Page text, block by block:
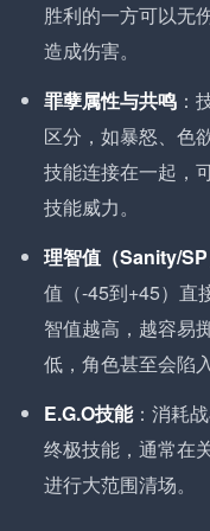
胜利的一方可以无
造成伤害。
罪孽属性与共鸣 ：
区分，如暴怒、色
技能连接在一起，
技能威力。
理智值（Sanity/SP
值（-45到+45）直
智值越高，越容易
低，角色甚至会陷
E.G.O技能：消耗
终极技能，通常在
进行大范围清场。